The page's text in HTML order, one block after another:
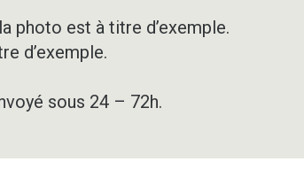
photo est à titre d’exemple.
d’exemple.
sous 24 – 72h.